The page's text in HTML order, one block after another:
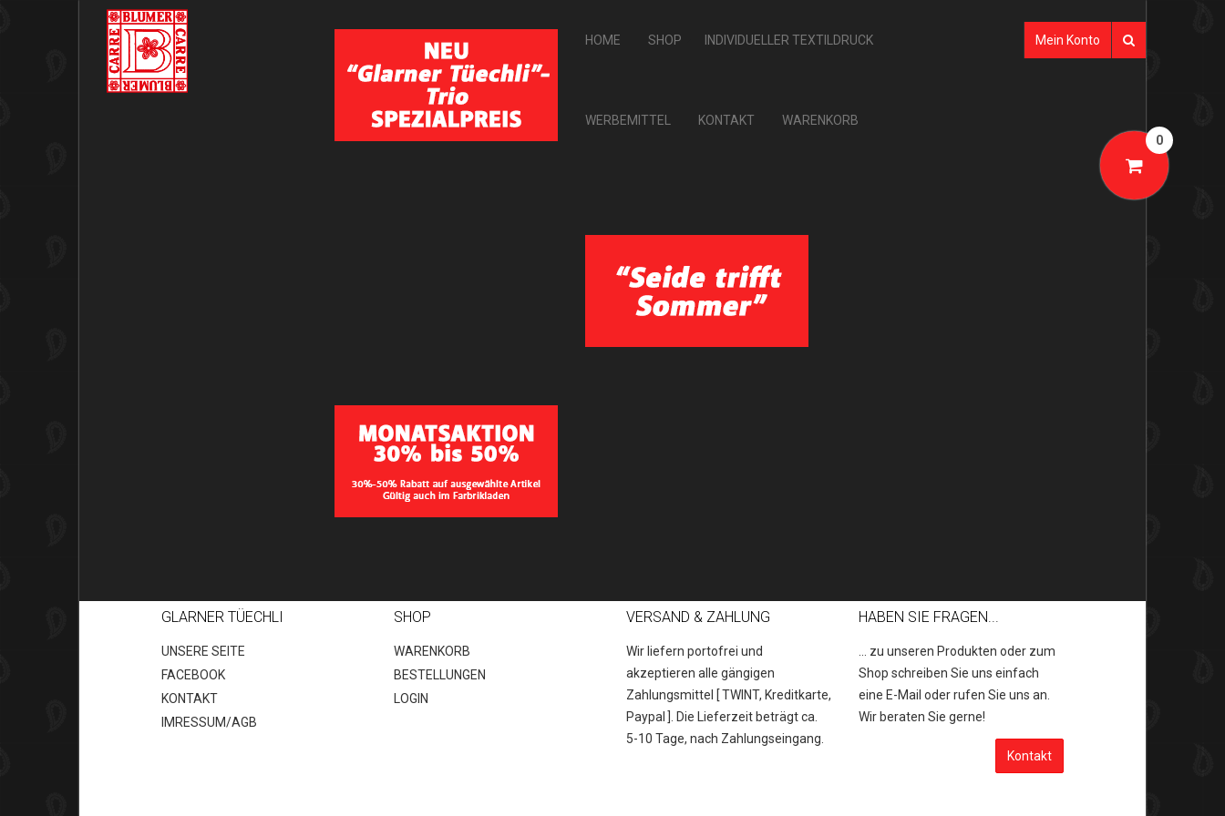
HOME SHOP INDIVIDUELLER TEXTILDRUCK
WERBEMITTEL KONTAKT
WARENKORB
0
Mein Konto
Spamprüfung: 11 minus Drei ist gleich
Senden
GLARNER TÜECHLI
UNSERE SEITE
FACEBOOK
KONTAKT
IMRESSUM/AGB
SHOP
WARENKORB
BESTELLUNGEN
LOGIN
VERSAND & ZAHLUNG
Wir liefern portofrei und
akzeptieren alle gängigen
Zahlungsmittel [TWINT, Kreditkarte,
Paypal
]. Die Lieferzeit beträgt ca.
5-10 Tage, nach Zahlungseingang.
HABEN SIE FRAGEN...
... zu unseren Produkten oder zum
Shop schreiben Sie uns einfach
eine E-Mail oder rufen Sie uns an.
Wir beraten Sie gerne!
Kontakt